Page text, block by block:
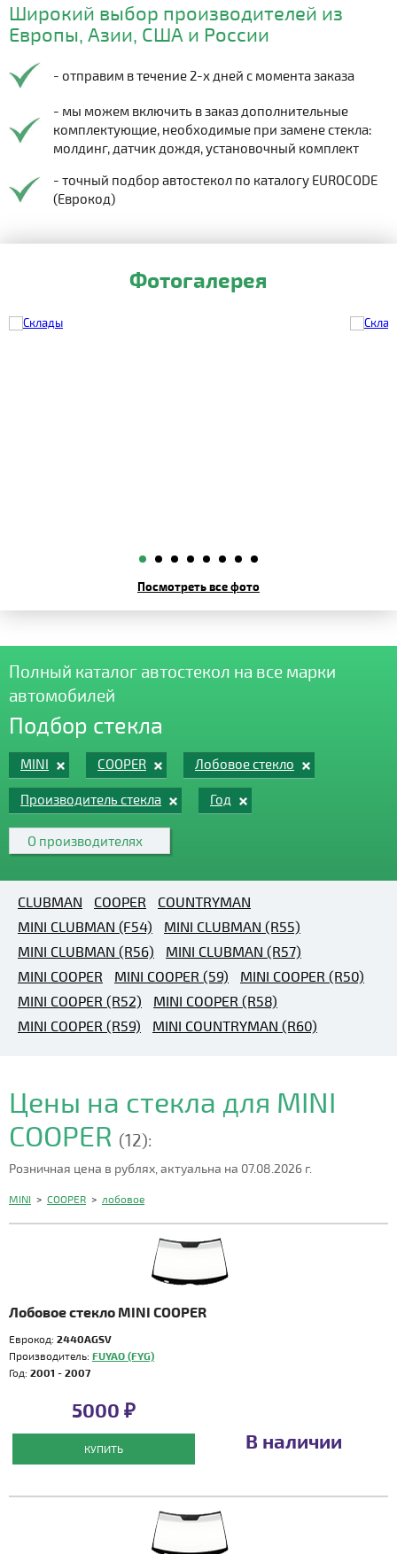
Широкий выбор производителей из
Европы, Азии, США и России
- отправим в течение 2-х дней с момента заказа
- мы можем включить в заказ дополнительные
комплектующие, необходимые при замене стекла:
молдинг, датчик дождя, установочный комплект
- точный подбор автостекол по каталогу EUROCODE
(Еврокод)
Фотогалерея
Посмотреть все фото
Полный каталог автостекол на все марки
автомобилей
Подбор стекла
MINI COOPER Лобовое стекло
Производитель стекла Год
О производителях
CLUBMAN COOPER
COUNTRYMAN
MINI CLUBMAN (F54)
MINI CLUBMAN (R55)
MINI CLUBMAN (R56)
MINI CLUBMAN (R57)
MINI COOPER
MINI COOPER (59)
MINI COOPER (R50)
MINI COOPER (R52)
MINI COOPER (R58)
MINI COOPER (R59)
MINI COUNTRYMAN (R60)
Цены на стекла для MINI
COOPER (12):
Розничная цена в рублях, актуальна на 07.08.2026 г.
MINI > COOPER > лобовое
Лобовое стекло MINI COOPER
Еврокод: 2440AGSV
Производитель: FUYAO (FYG)
Год: 2001 - 2007
5000 ₽
КУПИТЬ В наличии